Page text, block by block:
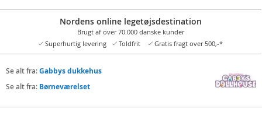
Nordens online legetøjsdestination
Brugt af over 70.000 danske kunder
Superhurtig levering
Toldfrit Gratis fragt over 500,-*
Se alt fra:Gabbys dukkehus
Se alt fra: Børneværelset